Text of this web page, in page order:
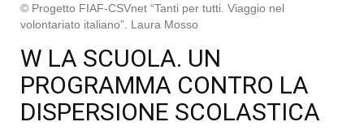
© Progetto FIAF-CSVnet “Tanti per tutti. Viaggio nel
volontariato italiano”. Laura Mosso
W LA SCUOLA. UN
PROGRAMMA CONTRO LA
DISPERSIONE SCOLASTICA